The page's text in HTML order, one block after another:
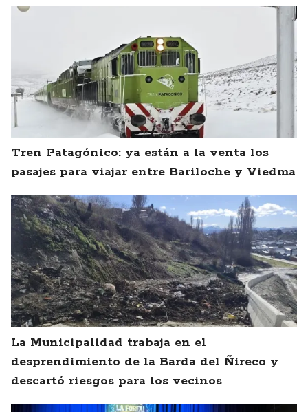
Tren Patagónico: ya están a la venta los
pasajes para viajar entre Bariloche y Viedma
La Municipalidad trabaja en el
desprendimiento de la Barda del Ñireco y
descartó riesgos para los vecinos